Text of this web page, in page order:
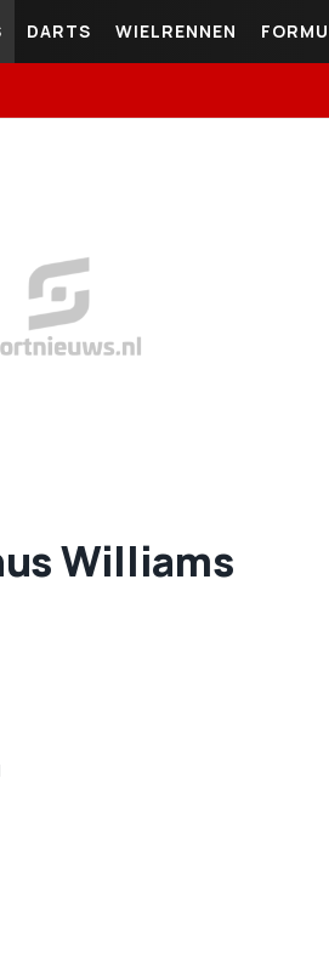
DARTS WIELRENNEN
Williams